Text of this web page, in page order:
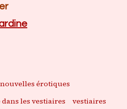
nouvelles érotiques
dans les vestiaires
vestiaires